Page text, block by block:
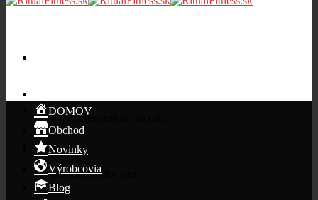
No products in the cart.
Cart
No products in the cart.
DOMOV
Obchod
Novinky
Výrobcovia
Blog